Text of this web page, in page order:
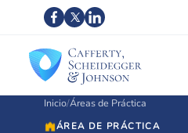
Inicio/Áreas de Práctica
ÁREA DE PRÁCTICA